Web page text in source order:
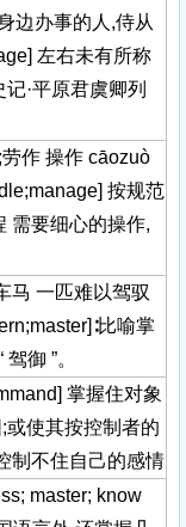
边办事的人,侍从
左右未有所称
·平原君虞卿列
作 操作 cāozuò
按规范
需要细心的操作,
马 一匹难以驾驭
比喻掌
御 ”。
掌握住对象
或使其按控制者的
制不住自己的感情
master; know